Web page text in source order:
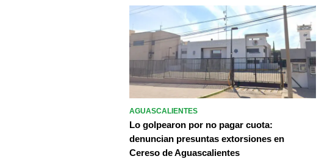
AGUASCALIENTES
Lo golpearon por no pagar cuota:
denuncian presuntas extorsiones en
Cereso de Aguascalientes